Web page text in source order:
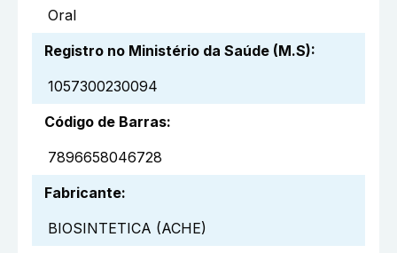
Oral
Registro no Ministério da Saúde (M.S):
1057300230094
Código de Barras:
7896658046728
Fabricante:
BIOSINTETICA (ACHE)